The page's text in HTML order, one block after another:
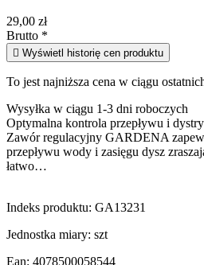
29,00 zł
Brutto *
 Wyświetl historię cen produktu
To jest najniższa cena w ciągu
Wysyłka w ciągu 1-3 dni roboczych
Optymalna kontrola przepływu i
Zawór regulacyjny GARDENA
przepływu wody i zasięgu dysz
łatwo…
Indeks produktu: GA13231
Jednostka miary: szt
Ean: 4078500058544